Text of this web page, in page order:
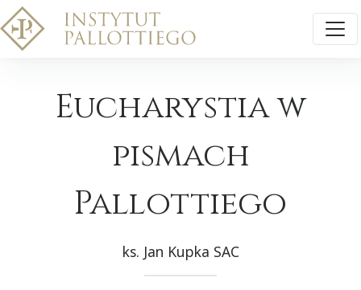
Eucharystia w
pismach
Pallottiego
ks. Jan Kupka SAC